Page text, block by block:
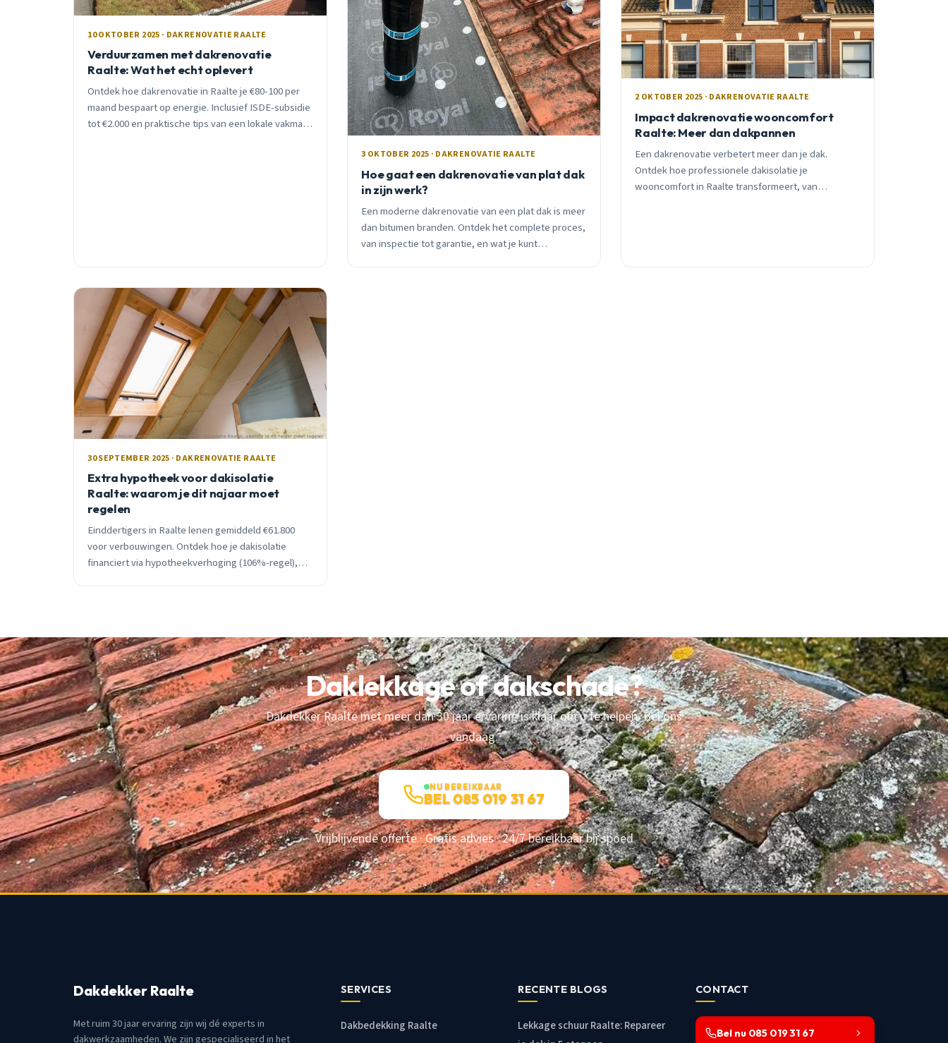
10 OKTOBER 2025 · DAKRENOVATIE RAALTE
Verduurzamen met dakrenovatie
Raalte: Wat het echt oplevert
Ontdek hoe dakrenovatie in Raalte je €80-100 per
maand bespaart op energie. Inclusief ISDE-subsidie
tot €2.000 en praktische tips van een lokale vakman.
3 OKTOBER 2025 · DAKRENOVATIE RAALTE
Hoe gaat een dakrenovatie van plat dak
in zijn werk?
Een moderne dakrenovatie van een plat dak is meer
dan bitumen branden. Ontdek het complete proces,
van inspectie tot garantie, en wat je kunt
2 OKTOBER 2025 · DAKRENOVATIE RAALTE
Impact dakrenovatie wooncomfort
Raalte: Meer dan dakpannen
Een dakrenovatie verbetert meer dan je dak.
Ontdek hoe professionele dakisolatie je
wooncomfort in Raalte transformeert, van
30 SEPTEMBER 2025 · DAKRENOVATIE RAALTE
Extra hypotheek voor dakisolatie
Raalte: waarom je dit najaar moet
regelen
Einddertigers in Raalte lenen gemiddeld €61.800
voor verbouwingen. Ontdek hoe je dakisolatie
financiert via hypotheekverhoging (106%-regel),
Daklekkage of dakschade?
Dakdekker Raalte met meer dan 30 jaar ervaring is klaar om u te helpen. Bel ons
vandaag.
NU BEREIKBAAR
BEL 085 019 31 67
Vrijblijvende offerte · Gratis advies · 24/7 bereikbaar bij spoed
Dakdekker Raalte
Met ruim 30 jaar ervaring zijn wij dé experts in
dakwerkzaamheden. We zijn gespecialiseerd in het
SERVICES
Dakbedekking Raalte
RECENTE BLOGS
Lekkage schuur Raalte: Repareer
CONTACT
Bel nu 085 019 31 67